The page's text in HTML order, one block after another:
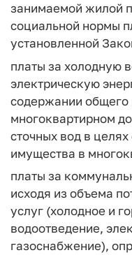
занимаемой жилой
социальной нормы
установленной
платы за холодную
электрическую
содержании общего
многоквартирном
сточных вод в
имущества в
платы за
исходя из объема
услуг (холодное и
водоотведение,
газоснабжение),